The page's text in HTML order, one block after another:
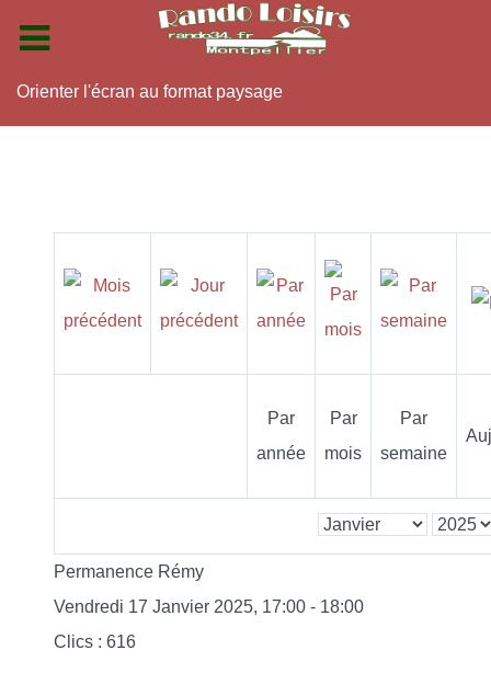
Orienter l'écran au format paysage
Par
année
Par
mois
Par
semaine
Permanence Rémy
Vendredi 17 Janvier 2025, 17:00 - 18:00
Clics : 616